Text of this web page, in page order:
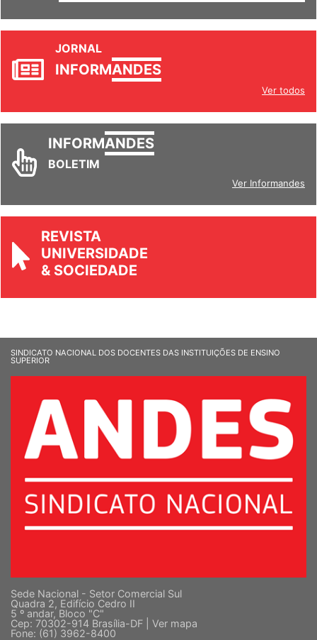
JORNAL
INFORMANDES
Ver todos
INFORMANDES
BOLETIM
Ver Informandes
REVISTA
UNIVERSIDADE
& SOCIEDADE
SINDICATO NACIONAL DOS DOCENTES DAS INSTITUIÇÕES DE ENSINO
SUPERIOR
Sede Nacional - Setor Comercial Sul
Quadra 2, Edifício Cedro II
5 º andar, Bloco "C"
Cep: 70302-914 Brasília-DF | Ver mapa
Fone: (61) 3962-8400